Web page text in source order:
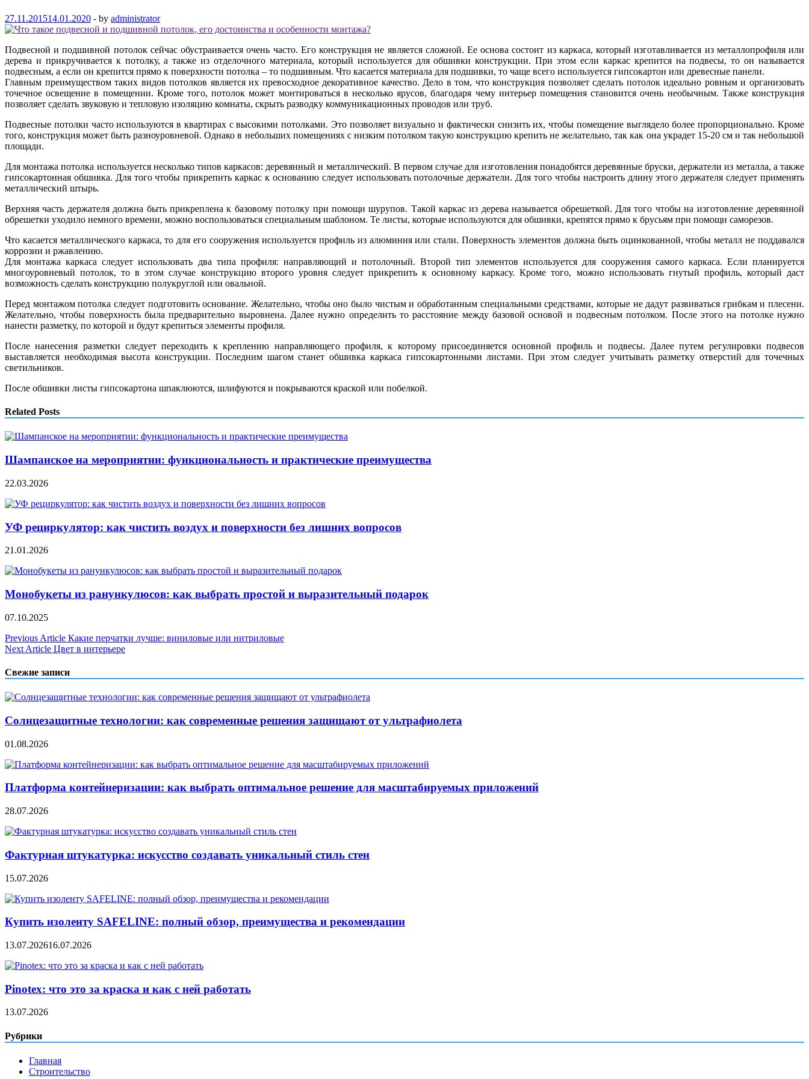
27.11.201514.01.2020 - by administrator
Подвесной и подшивной потолок сейчас обустраивается очень часто. Его конструкция не является сложной. Ее основа состоит из каркаса, который изготавливается из металлопрофиля или
дерева и прикручивается к потолку, а также из отделочного материала, который используется для обшивки конструкции. При этом если каркас крепится на подвесы, то он называется
подвесным, а если он крепится прямо к поверхности потолка – то подшивным. Что касается материала для подшивки, то чаще всего используется гипсокартон или древесные панели.
Главным преимуществом таких видов потолков является их превосходное декоративное качество. Дело в том, что конструкция позволяет сделать потолок идеально ровным и организовать
точечное освещение в помещении. Кроме того, потолок может монтироваться в несколько ярусов, благодаря чему интерьер помещения становится очень необычным. Также конструкция
позволяет сделать звуковую и тепловую изоляцию комнаты, скрыть разводку коммуникационных проводов или труб.
Подвесные потолки часто используются в квартирах с высокими потолками. Это позволяет визуально и фактически снизить их, чтобы помещение выглядело более пропорционально. Кроме
того, конструкция может быть разноуровневой. Однако в небольших помещениях с низким потолком такую конструкцию крепить не желательно, так как она украдет 15-20 см и так небольшой
площади.
Для монтажа потолка используется несколько типов каркасов: деревянный и металлический. В первом случае для изготовления понадобятся деревянные бруски, держатели из металла, а также
гипсокартонная обшивка. Для того чтобы прикрепить каркас к основанию следует использовать потолочные держатели. Для того чтобы настроить длину этого держателя следует применять
металлический штырь.
Верхняя часть держателя должна быть прикреплена к базовому потолку при помощи шурупов. Такой каркас из дерева называется обрешеткой. Для того чтобы на изготовление деревянной
обрешетки уходило немного времени, можно воспользоваться специальным шаблоном. Те листы, которые используются для обшивки, крепятся прямо к брусьям при помощи саморезов.
Что касается металлического каркаса, то для его сооружения используется профиль из алюминия или стали. Поверхность элементов должна быть оцинкованной, чтобы металл не поддавался
коррозии и ржавлению.
Для монтажа каркаса следует использовать два типа профиля: направляющий и потолочный. Второй тип элементов используется для сооружения самого каркаса. Если планируется
многоуровневый потолок, то в этом случае конструкцию второго уровня следует прикрепить к основному каркасу. Кроме того, можно использовать гнутый профиль, который даст
возможность сделать конструкцию полукруглой или овальной.
Перед монтажом потолка следует подготовить основание. Желательно, чтобы оно было чистым и обработанным специальными средствами, которые не дадут развиваться грибкам и плесени.
Желательно, чтобы поверхность была предварительно выровнена. Далее нужно определить то расстояние между базовой основой и подвесным потолком. После этого на потолке нужно
нанести разметку, по которой и будут крепиться элементы профиля.
После нанесения разметки следует переходить к креплению направляющего профиля, к которому присоединяется основной профиль и подвесы. Далее путем регулировки подвесов
выставляется необходимая высота конструкции. Последним шагом станет обшивка каркаса гипсокартонными листами. При этом следует учитывать разметку отверстий для точечных
светильников.
После обшивки листы гипсокартона шпаклюются, шлифуются и покрываются краской или побелкой.
Related Posts
Шампанское на мероприятии: функциональность и практические преимущества
22.03.2026
УФ рециркулятор: как чистить воздух и поверхности без лишних вопросов
21.01.2026
Монобукеты из ранункулюсов: как выбрать простой и выразительный подарок
07.10.2025
Навигация
по
записям
Previous Article Какие перчатки лучше: виниловые или нитриловые
Next Article Цвет в интерьере
Свежие записи
Солнцезащитные технологии: как современные решения защищают от ультрафиолета
01.08.2026
Платформа контейнеризации: как выбрать оптимальное решение для масштабируемых приложений
28.07.2026
Фактурная штукатурка: искусство создавать уникальный стиль стен
15.07.2026
Купить изоленту SAFELINE: полный обзор, преимущества и рекомендации
13.07.202616.07.2026
Pinotex: что это за краска и как с ней работать
13.07.2026
Рубрики
Главная
Строительство